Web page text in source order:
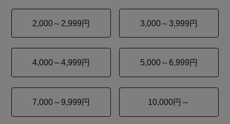
2,000～2,999円 3,000～3,999円
4,000～4,999円 5,000～6,999円
7,000～9,999円 10,000円～